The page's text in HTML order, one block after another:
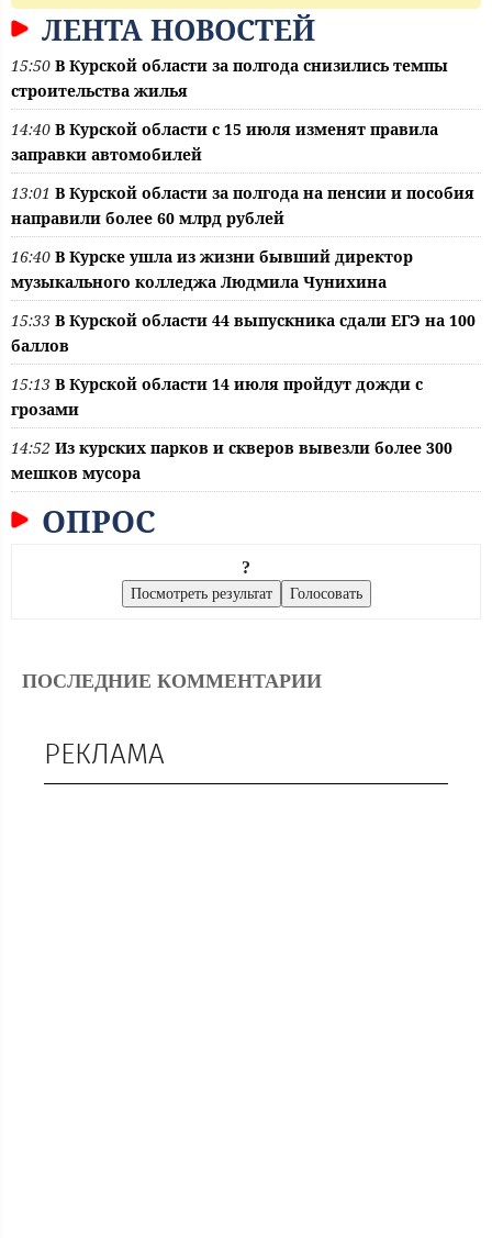
ЛЕНТА НОВОСТЕЙ
15:50 В Курской области за полгода снизились темпы
строительства жилья
14:40 В Курской области с 15 июля изменят правила
заправки автомобилей
13:01 В Курской области за полгода на пенсии и пособия
направили более 60 млрд рублей
16:40 В Курске ушла из жизни бывший директор
музыкального колледжа Людмила Чунихина
15:33 В Курской области 44 выпускника сдали ЕГЭ на 100
баллов
15:13 В Курской области 14 июля пройдут дожди с
грозами
14:52 Из курских парков и скверов вывезли более 300
мешков мусора
ОПРОС
?
ПОСЛЕДНИЕ КОММЕНТАРИИ
РЕКЛАМА